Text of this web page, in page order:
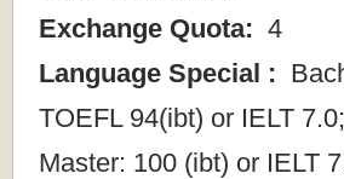
Exchange Quota: 4
Language Special :
TOEFL 94(ibt) or IELT 7.0;
Master: 100 (ibt) or IELT